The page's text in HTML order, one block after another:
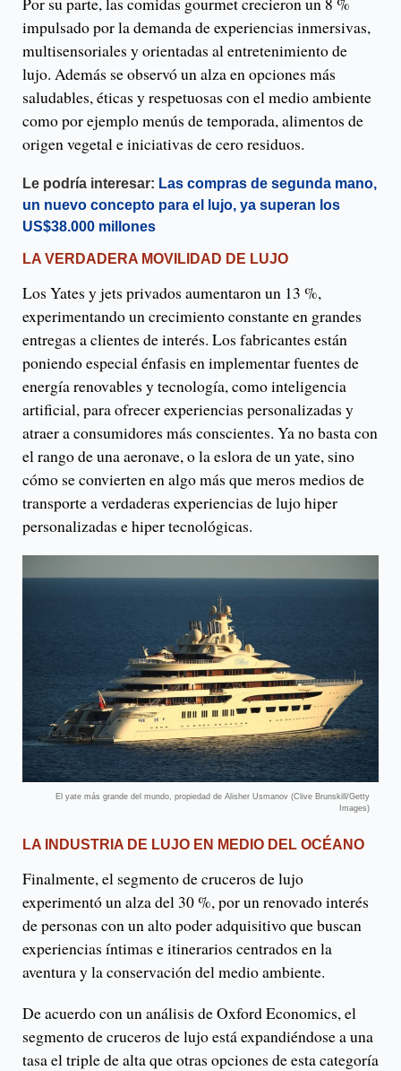
impulsado por la demanda de experiencias inmersivas,
multisensoriales y orientadas al entretenimiento de
lujo. Además se observó un alza en opciones más
saludables, éticas y respetuosas con el medio ambiente
como por ejemplo menús de temporada, alimentos de
origen vegetal e iniciativas de cero residuos.
Le podría interesar: Las compras de segunda mano,
un nuevo concepto para el lujo, ya superan los
US$38.000 millones
LA VERDADERA MOVILIDAD DE LUJO
Los Yates y jets privados aumentaron un 13 %,
experimentando un crecimiento constante en grandes
entregas a clientes de interés. Los fabricantes están
poniendo especial énfasis en implementar fuentes de
energía renovables y tecnología, como inteligencia
artificial, para ofrecer experiencias personalizadas y
atraer a consumidores más conscientes. Ya no basta con
el rango de una aeronave, o la eslora de un yate, sino
cómo se convierten en algo más que meros medios de
transporte a verdaderas experiencias de lujo hiper
personalizadas e hiper tecnológicas.
El yate más grande del mundo, propiedad de Alisher Usmanov (Clive Brunskill/Getty
Images)
LA INDUSTRIA DE LUJO EN MEDIO DEL OCÉANO
Finalmente, el segmento de cruceros de lujo
experimentó un alza del 30 %, por un renovado interés
de personas con un alto poder adquisitivo que buscan
experiencias íntimas e itinerarios centrados en la
aventura y la conservación del medio ambiente.
De acuerdo con un análisis de Oxford Economics, el
segmento de cruceros de lujo está expandiéndose a una
tasa el triple de alta que otras opciones de esta categoría